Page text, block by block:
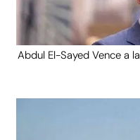
Abdul El-Sayed Vence a